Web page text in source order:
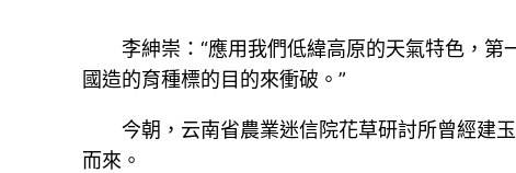
李紳崇：“應用我們低緯高原的天氣特色，
國造的育種標的目的來衝破。”
今朝，云南省農業迷信院花草研討所曾經建
而來。